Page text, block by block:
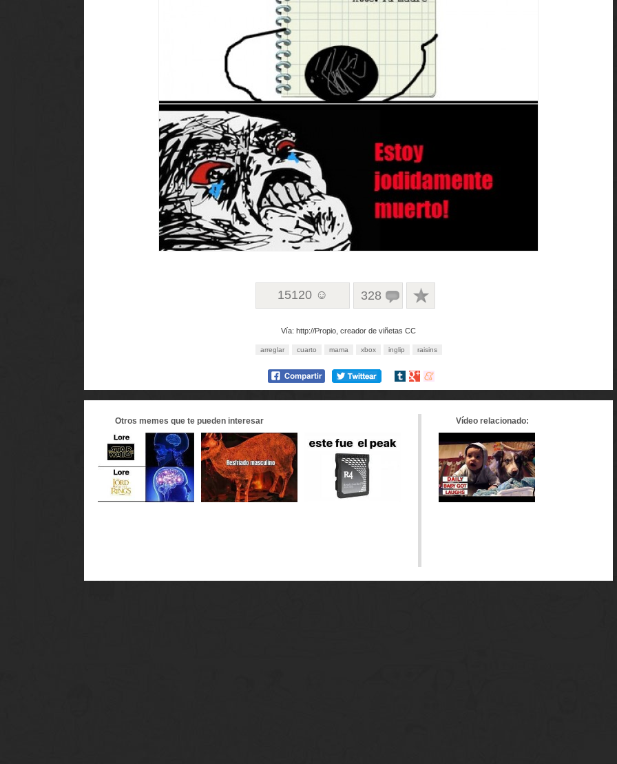
15120 ☺ 328
Vía: http://Propio, creador de viñetas CC
arreglar cuarto mama xbox inglip raisins
Compartir
Compartir
Compartir
Otros memes que te pueden interesar Vídeo relacionado: